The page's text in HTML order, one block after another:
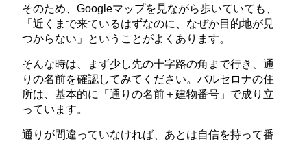
そのため、Googleマップを見ながら歩いていても、
「近くまで来ているはずなのに、なぜか目的地が見
つからない」ということがよくあります。
そんな時は、まず少し先の十字路の角まで行き、通
りの名前を確認してみてください。バルセロナの住
所は、基本的に「通りの名前＋建物番号」で成り立
っています。
通りが間違っていなければ、あとは自信を持って番